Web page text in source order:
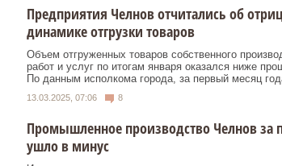
Предприятия Челнов отчитались об
динамике отгрузки товаров
Объем отгруженных товаров собственного
работ и услуг по итогам января оказался ниже
По данным исполкома города, за первый месяц
13.03.2025, 07:06 8
Промышленное производство Челнов за
ушло в минус